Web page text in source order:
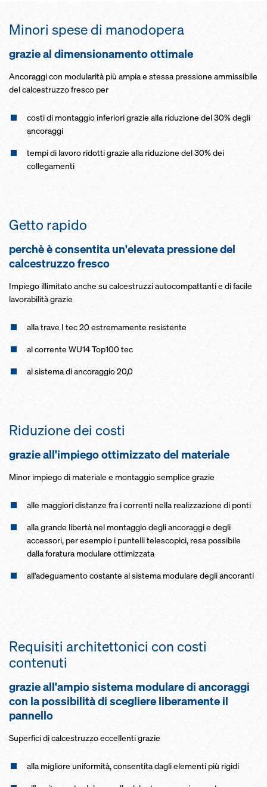
Minori spese di manodopera
grazie al dimensionamento ottimale
Ancoraggi con modularità più ampia e stessa pressione ammissibile
del calcestruzzo fresco per
costi di montaggio inferiori grazie alla riduzione del 30% degli
ancoraggi
tempi di lavoro ridotti grazie alla riduzione del 30% dei
collegamenti
Getto rapido
perchè è consentita un'elevata pressione del
calcestruzzo fresco
Impiego illimitato anche su calcestruzzi autocompattanti e di facile
lavorabilità grazie
alla trave I tec 20 estremamente resistente
al corrente WU14 Top100 tec
al sistema di ancoraggio 20,0
Riduzione dei costi
grazie all'impiego ottimizzato del materiale
Minor impiego di materiale e montaggio semplice grazie
alle maggiori distanze fra i correnti nella realizzazione di ponti
alla grande libertà nel montaggio degli ancoraggi e degli
accessori, per esempio i puntelli telescopici, resa possibile
dalla foratura modulare ottimizzata
all'adeguamento costante al sistema modulare degli ancoranti
Requisiti architettonici con costi
contenuti
grazie all'ampio sistema modulare di ancoraggi
con la possibilità di scegliere liberamente il
pannello
Superfici di calcestruzzo eccellenti grazie
alla migliore uniformità, consentita dagli elementi più rigidi